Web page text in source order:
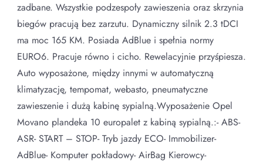
zadbane. Wszystkie podzespoły zawieszenia oraz skrzynia
biegów pracują bez zarzutu. Dynamiczny silnik 2.3 tDCI
ma moc 165 KM. Posiada AdBlue i spełnia normy
EURO6. Pracuje równo i cicho. Rewelacyjnie przyśpiesza.
Auto wyposażone, między innymi w automatyczną
klimatyzację, tempomat, webasto, pneumatyczne
zawieszenie i dużą kabinę sypialną.Wyposażenie Opel
Movano plandeka 10 europalet z kabiną sypialną.:- ABS-
ASR- START – STOP- Tryb jazdy ECO- Immobilizer-
AdBlue- Komputer pokładowy- AirBag Kierowcy-